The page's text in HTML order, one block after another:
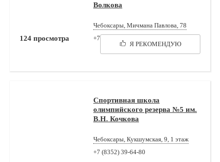
Волкова
Чебоксары, Мичмана Павлова, 78
+7 (8352) 65-51-96,+7 (8352) 43-39-03
Я РЕКОМЕНДУЮ
124 просмотра
Cпортивная школа
олимпийского резерва №5 им.
В.Н. Кочкова
Чебоксары, Кукшумская, 9, 1 этаж
+7 (8352) 39-64-80